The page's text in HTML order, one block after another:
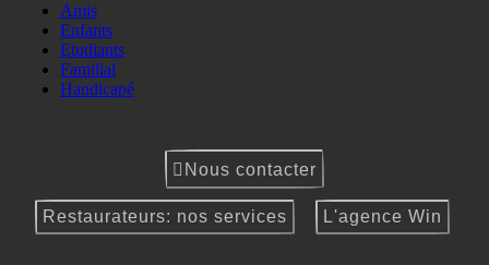
Amis
Enfants
Etudiants
Familial
Handicapé
Nous contacter
Restaurateurs: nos services L'agence Win